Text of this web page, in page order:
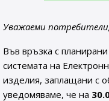
Уважаеми потребители,
Във връзка с
системата на
изделия, заплащани с
уведомяваме, че на